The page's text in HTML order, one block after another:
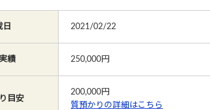
日 2021/02/22
績 250,000円
目安
200,000円
質預かりの詳細はこちら